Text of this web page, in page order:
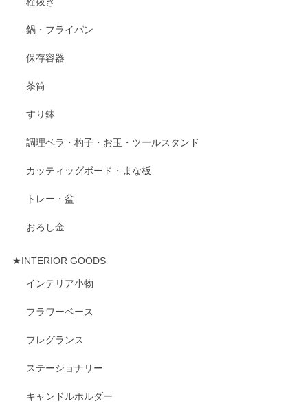
鍋・フライパン
保存容器
茶筒
すり鉢
調理ベラ・杓子・お玉・ツールスタンド
カッティッグボード・まな板
トレー・盆
おろし金
★INTERIOR GOODS
インテリア小物
フラワーベース
フレグランス
ステーショナリー
キャンドルホルダー